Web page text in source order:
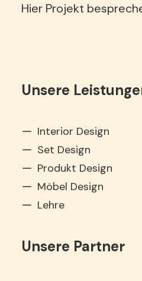
Hier Projekt
Unsere
Interior Design
Set Design
Produkt Design
Möbel Design
Lehre
Unsere Partner